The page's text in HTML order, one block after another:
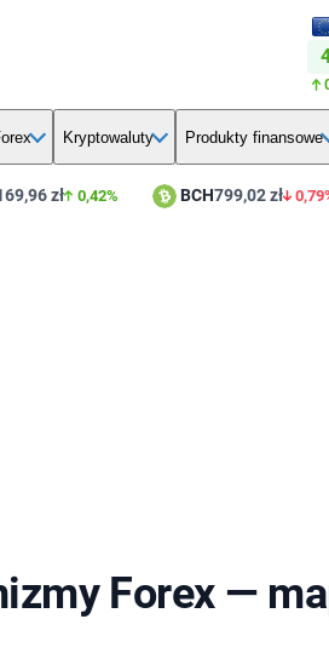
Kryptowaluty Produkty finansowe
zł 0,42% BCH799,02 zł 0,79%
Forex —